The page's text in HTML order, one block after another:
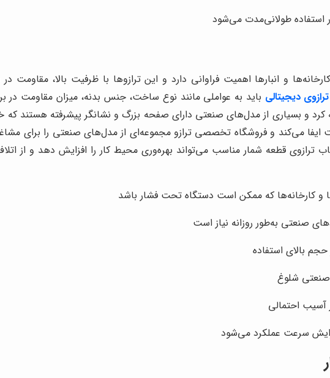
طولانی‌مدت می‌شود
و انبارها اهمیت فراوانی دارد و این ترازوها با ظرفیت بالا، مقاومت
دیجیتالی باید به عواملی مانند نوع ساخت، جنس بدنه، میزان مقاومت
و بسیاری از مدل‌های صنعتی دارای صفحه بزرگ و نشانگر پیشرفته هستند که
ایفا می‌کند و فروشگاه تخصصی ترازو مجموعه‌ای از مدل‌های صنعتی را برای
ترازوی قطعه شمار مناسب می‌تواند بهره‌وری محیط کار را افزایش دهد و از
و کارخانه‌ها که ممکن است دستگاه تحت فشار باشد
صنعتی به‌طور روزانه نیاز است
بالای استفاده
صنعتی شلوغ
آسیب احتمالی
سرعت عملکرد می‌شود